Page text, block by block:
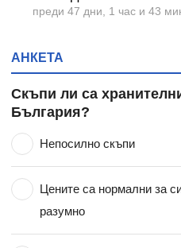
преди 47 дни, 1 час и 43
АНКЕТА
Скъпи ли са
България?
Непосилно скъпи
Цените са нормални за
разумно